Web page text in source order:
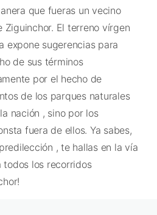
que fueras un vecino
Ziguinchor. El terreno vírgen
expone sugerencias para
de sus términos
por el hecho de
de los parques naturales
nación , sino por los
fuera de ellos. Ya sabes,
, te hallas en la vía
todos los recorridos